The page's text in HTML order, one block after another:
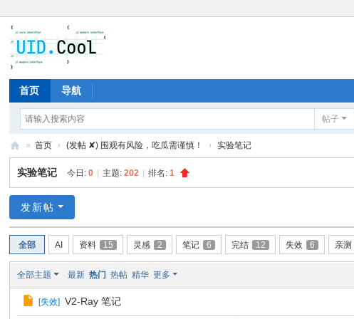
首页 导航
帖子
有
爱
» 首页 › (发帖 ✘) 围观有风险，吃瓜需谨慎！ › 实验笔记
实验笔记 今日:0 主题:202 排名:1
发新帖
全部 AI 资料 15 灵感 2 笔记 6 完结 12 失效 6 亲测
全部主题 最新 热门 热帖 精华 更多
[失效] V2-Ray 笔记